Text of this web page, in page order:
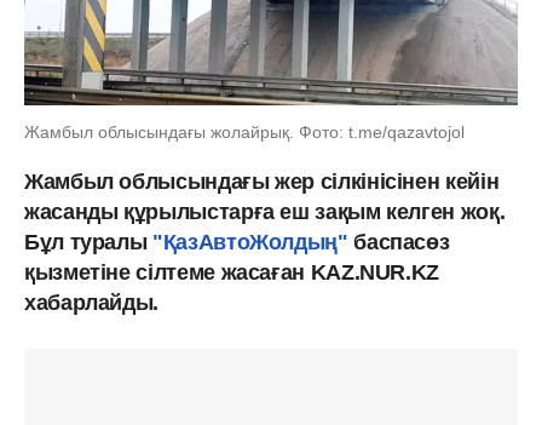
Жамбыл облысындағы жолайрық. Фото: t.me/qazavtojol
Жамбыл облысындағы жер сілкінісінен кейін
жасанды құрылыстарға еш зақым келген жоқ.
Бұл туралы "ҚазАвтоЖолдың"баспасөз
қызметіне сілтеме жасаған KAZ.NUR.KZ
хабарлайды.